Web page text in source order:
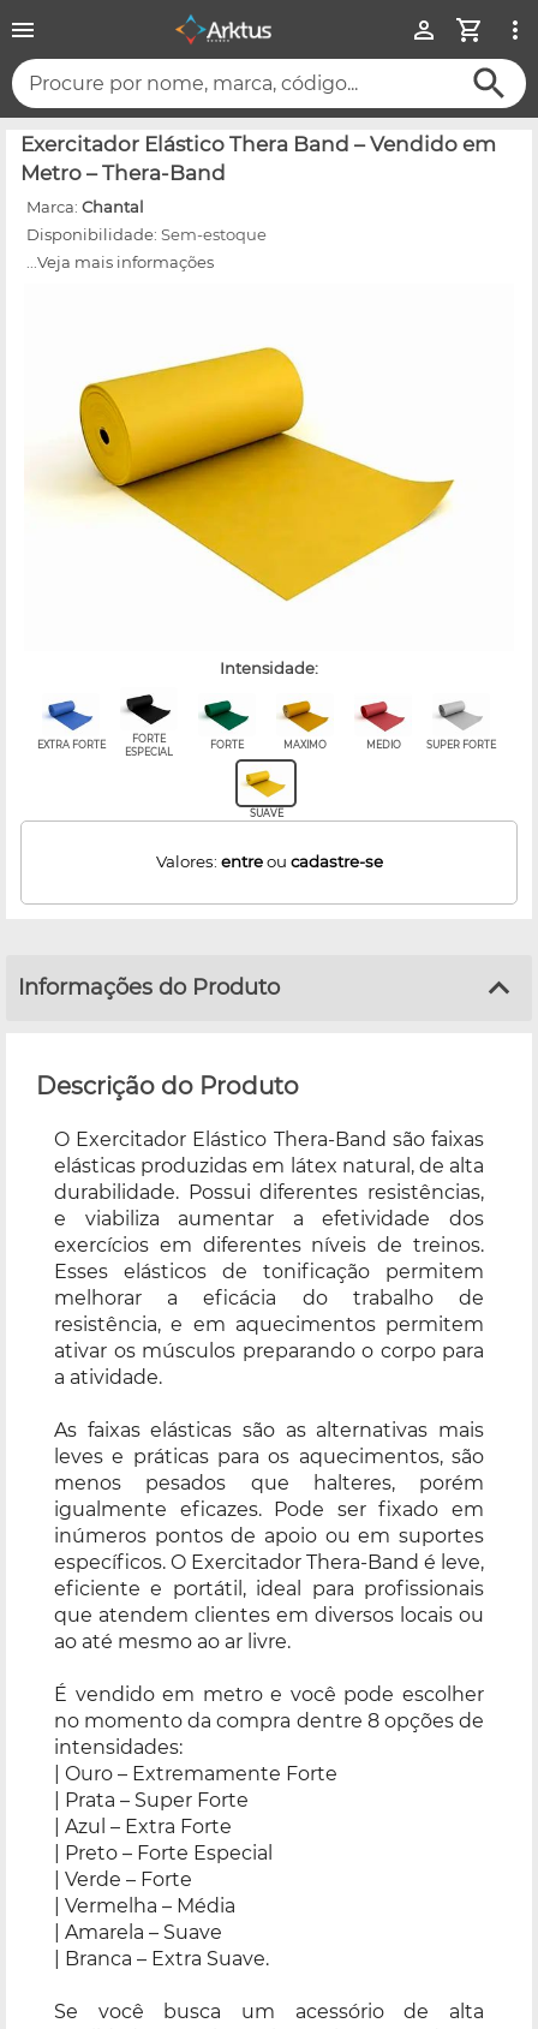
Procure por nome, marca, código...
Exercitador Elástico Thera Band – Vendido em
Metro – Thera-Band
Marca: Chantal
Disponibilidade: Sem-estoque
...Veja mais informações
intensidade:
EXTRA FORTE
FORTE
ESPECIAL
FORTE MAXIMO MEDIO SUPER FORTE
SUAVE
Valores: entreou cadastre-se
Informações do Produto
Descrição do Produto
O Exercitador Elástico Thera-Band são faixas
elásticas produzidas em látex natural, de alta
durabilidade. Possui diferentes resistências,
e viabiliza aumentar a efetividade dos
exercícios em diferentes níveis de treinos.
Esses elásticos de tonificação permitem
melhorar a eficácia do trabalho de
resistência, e em aquecimentos permitem
ativar os músculos preparando o corpo para
a atividade.
As faixas elásticas são as alternativas mais
leves e práticas para os aquecimentos, são
menos pesados que halteres, porém
igualmente eficazes. Pode ser fixado em
inúmeros pontos de apoio ou em suportes
específicos. O Exercitador Thera-Band é leve,
eficiente e portátil, ideal para profissionais
que atendem clientes em diversos locais ou
ao até mesmo ao ar livre.
É vendido em metro e você pode escolher
no momento da compra dentre 8 opções de
intensidades:
| Ouro – Extremamente Forte
| Prata – Super Forte
| Azul – Extra Forte
| Preto – Forte Especial
| Verde – Forte
| Vermelha – Média
| Amarela – Suave
| Branca – Extra Suave.
Se você busca um acessório de alta